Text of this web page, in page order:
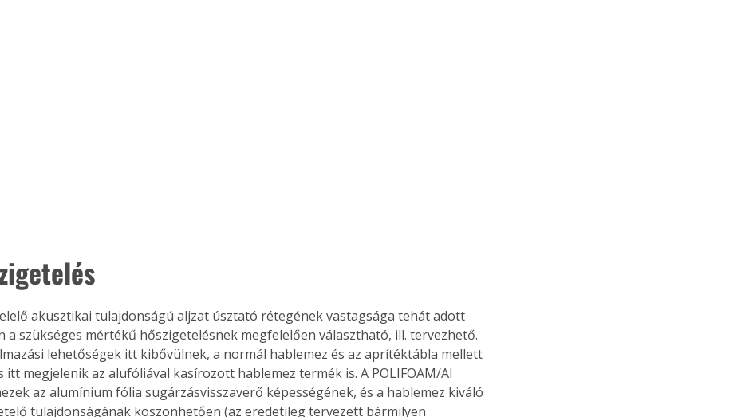
akusztikai tulajdonságú aljzat úsztató rétegének vastagsága tehát adott
a szükséges mértékű hőszigetelésnek megfelelően választható, ill. tervezhető.
lehetőségek itt kibővülnek, a normál hablemez és az aprítéktábla mellett
itt megjelenik az alufóliával kasírozott hablemez termék is. A POLIFOAM/Al
az alumínium fólia sugárzásvisszaverő képességének, és a hablemez kiváló
tulajdonságának köszönhetően (az eredetileg tervezett bármilyen